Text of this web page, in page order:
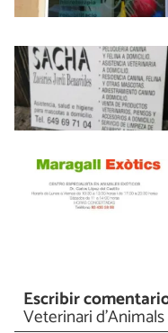
Escribir
Veterinari